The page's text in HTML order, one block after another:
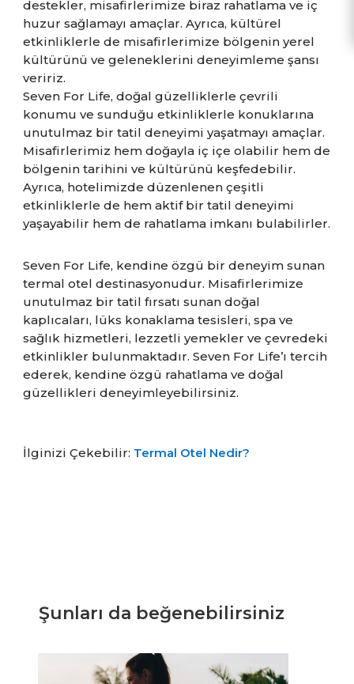
destekler, misafirlerimize biraz rahatlama ve iç
huzur sağlamayı amaçlar. Ayrıca, kültürel
etkinliklerle de misafirlerimize bölgenin yerel
kültürünü ve geleneklerini deneyimleme şansı
veririz.
Seven For Life, doğal güzelliklerle çevrili
konumu ve sunduğu etkinliklerle konuklarına
unutulmaz bir tatil deneyimi yaşatmayı amaçlar.
Misafirlerimiz hem doğayla iç içe olabilir hem de
bölgenin tarihini ve kültürünü keşfedebilir.
Ayrıca, hotelimizde düzenlenen çeşitli
etkinliklerle de hem aktif bir tatil deneyimi
yaşayabilir hem de rahatlama imkanı bulabilirler.
Seven For Life, kendine özgü bir deneyim sunan
termal otel destinasyonudur. Misafirlerimize
unutulmaz bir tatil fırsatı sunan doğal
kaplıcaları, lüks konaklama tesisleri, spa ve
sağlık hizmetleri, lezzetli yemekler ve çevredeki
etkinlikler bulunmaktadır. Seven For Life’ı tercih
ederek, kendine özgü rahatlama ve doğal
güzellikleri deneyimleyebilirsiniz.
İlginizi Çekebilir: Termal Otel Nedir?
Şunları da beğenebilirsiniz